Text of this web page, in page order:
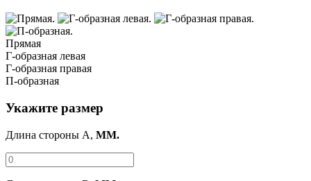
Прямая
Г-образная левая
Г-образная правая
П-образная
Укажите размер
Длина стороны A, ММ.